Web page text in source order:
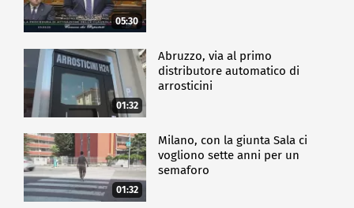
05:30
01:32
Abruzzo, via al primo
distributore automatico di
arrosticini
01:32
Milano, con la giunta Sala ci
vogliono sette anni per un
semaforo